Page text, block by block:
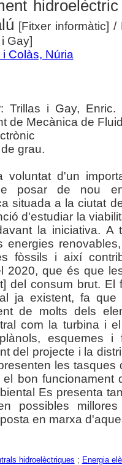
[Fitxer informàtic] /
Gay]
Colàs, Núria
Trillas i Gay,
de Mecànica de
grau.
voluntat d'un
posar de nou
situada a la ciutat
d'estudiar la
la iniciativa. A
energies
fòssils i així
2020, que és que
del consum brut.
ja existent, fa que
de molts dels
com la turbina i
esquemes
del projecte i la
les
el bon funcionament
Es presenta
possibles
en marxa
hidroelèctriques ; Energia